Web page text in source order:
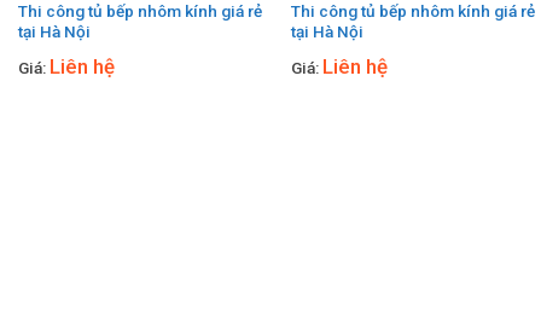
Thi công tủ bếp nhôm kính giá rẻ
tại Hà Nội
Giá: Liên hệ
Thi công tủ bếp nhôm kính giá rẻ
tại Hà Nội
Giá: Liên hệ